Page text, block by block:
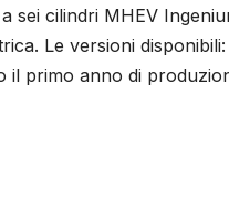
sei cilindri MHEV
Le versioni
il primo anno di